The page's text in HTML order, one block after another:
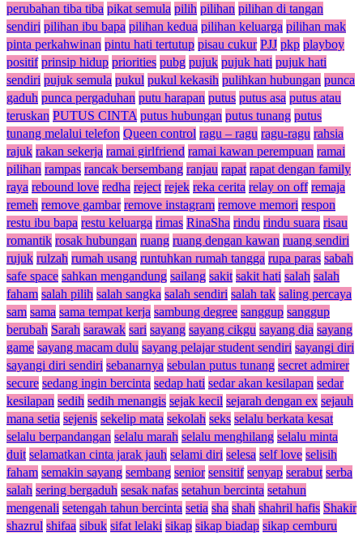
perubahan tiba tiba pikat semula pilih pilihan pilihan di tangan
sendiri pilihan ibu bapa pilihan kedua pilihan keluarga pilihan mak
pinta perkahwinan pintu hati tertutup pisau cukur PJJ pkp playboy
positif prinsip hidup priorities pubg pujuk pujuk hati pujuk hati
sendiri pujuk semula pukul pukul kekasih pulihkan hubungan punca
gaduh punca pergaduhan putu harapan putus putus asa putus atau
teruskan PUTUS CINTA putus hubungan putus tunang putus
tunang melalui telefon Queen control ragu – ragu ragu-ragu rahsia
rajuk rakan sekerja ramai girlfriend ramai kawan perempuan ramai
pilihan rampas rancak bersembang ranjau rapat rapat dengan family
raya rebound love redha reject rejek reka cerita relay on off remaja
remeh remove gambar remove instagram remove memori respon
restu ibu bapa restu keluarga rimas RinaSha rindu rindu suara risau
romantik rosak hubungan ruang ruang dengan kawan ruang sendiri
rujuk rulzah rumah usang runtuhkan rumah tangga rupa paras sabah
safe space sahkan mengandung sailang sakit sakit hati salah salah
faham salah pilih salah sangka salah sendiri salah tak saling percaya
sam sama sama tempat kerja sambung degree sanggup sanggup
berubah Sarah sarawak sari sayang sayang cikgu sayang dia sayang
game sayang macam dulu sayang pelajar student sendiri sayangi diri
sayangi diri sendiri sebanarnya sebulan putus tunang secret admirer
secure sedang ingin bercinta sedap hati sedar akan kesilapan sedar
kesilapan sedih sedih menangis sejak kecil sejarah dengan ex sejauh
mana setia sejenis sekelip mata sekolah seks selalu berkata kesat
selalu berpandangan selalu marah selalu menghilang selalu minta
duit selamatkan cinta jarak jauh selami diri selesa self love selisih
faham semakin sayang sembang senior sensitif senyap serabut serba
salah sering bergaduh sesak nafas setahun bercinta setahun
mengenali setengah tahun bercinta setia sha shah shahril hafis Shakir
shazrul shifaa sibuk sifat lelaki sikap sikap biadap sikap cemburu